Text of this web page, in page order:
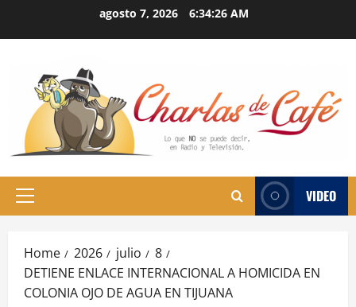
agosto 7, 2026 6:34:27 AM
Primary
VIDEO
Home 2026 julio
8
DETIENE ENLACE INTERNACIONAL A HOMICIDA EN
COLONIA OJO DE AGUA EN TIJUANA